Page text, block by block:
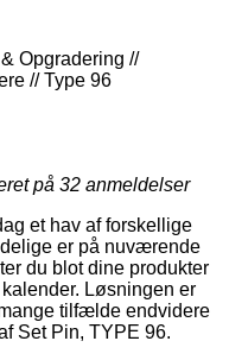
Opgradering //
// Type 96
på 32 anmeldelser
et hav af forskellige
er på nuværende
du blot dine produkter
Løsningen er
tilfælde endvidere
Set Pin, TYPE 96.